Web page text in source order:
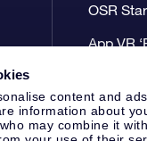
content and
information about
may combine it
OSR
App VR